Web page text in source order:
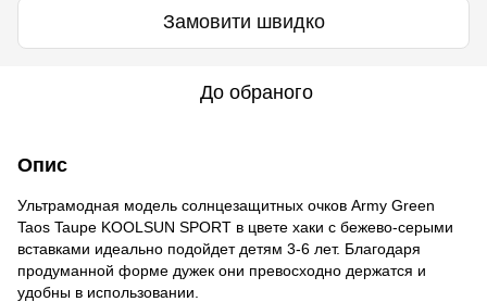
Замовити швидко
До обраного
Опис
Ультрамодная модель солнцезащитных очков Army Green
Taos Taupe KOOLSUN SPORT в цвете хаки с бежево-серыми
вставками идеально подойдет детям 3-6 лет. Благодаря
продуманной форме дужек они превосходно держатся и
удобны в использовании.